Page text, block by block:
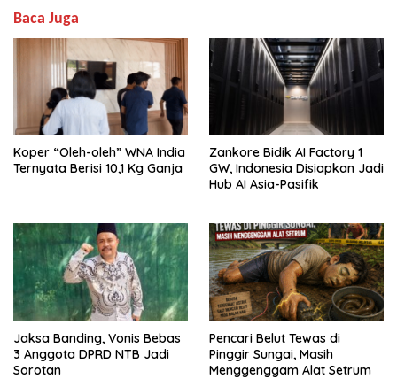
Baca Juga
Koper “Oleh-oleh” WNA India
Ternyata Berisi 10,1 Kg Ganja
Zankore Bidik AI Factory 1
GW, Indonesia Disiapkan Jadi
Hub AI Asia-Pasifik
Jaksa Banding, Vonis Bebas
3 Anggota DPRD NTB Jadi
Sorotan
Pencari Belut Tewas di
Pinggir Sungai, Masih
Menggenggam Alat Setrum